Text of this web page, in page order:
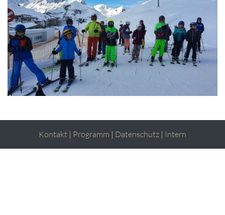
Kontakt | Programm | Datenschutz | Intern